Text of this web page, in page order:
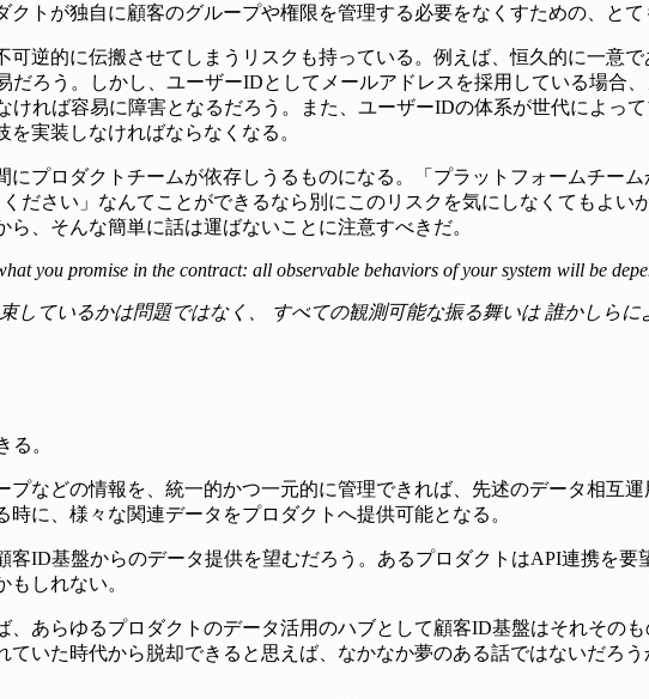
トが独自に顧客のグループや権限を管理する必要をなくすための、とて
逆的に伝搬させてしまうリスクも持っている。例えば、恒久的に一意
ろう。しかし、ユーザーIDとしてメールアドレスを採用している場合
れば容易に障害となるだろう。また、ユーザーIDの体系が世代によっ
実装しなければならなくなる。
プロダクトチームが依存しうるものになる。「プラットフォームチー
ださい」なんてことができるなら別にこのリスクを気にしなくてもよい
、そんな簡単に話は運ばないことに注意すべきだ。
you promise in the contract: all observable behaviors of your system will be
しているかは問題ではなく、 すべての観測可能な振る舞いは 誰かしらに
。
などの情報を、統一的かつ一元的に管理できれば、先述のデータ相互
に、様々な関連データをプロダクトへ提供可能となる。
ID基盤からのデータ提供を望むだろう。あるプロダクトはAPI連携を要
しれない。
あらゆるプロダクトのデータ活用のハブとして顧客ID基盤はそれその
いた時代から脱却できると思えば、なかなか夢のある話ではないだろう